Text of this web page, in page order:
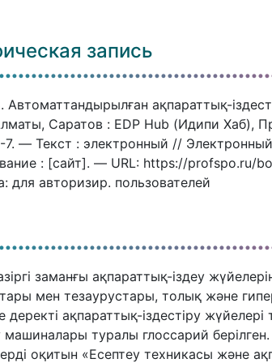
запись
ақпараттық-
Саратов : EDP Hub (Идипи Хаб),
— Текст : электронный //
: [сайт]. — URL: https://profspo.ru/
авторизир. пользователей
заманғы ақпараттық-іздеу
мен тезаурустары, толық және
ақпараттық-іздестіру жүйелері
машиналары туралы глоссарий
оқитын «Есептеу техникасы және